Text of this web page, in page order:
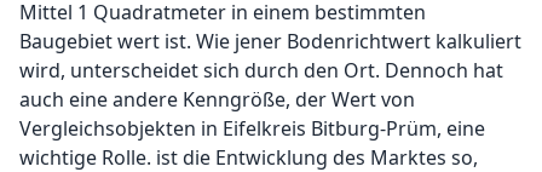
Mittel 1 Quadratmeter in einem bestimmten
Baugebiet wert ist. Wie jener Bodenrichtwert kalkuliert
wird, unterscheidet sich durch den Ort. Dennoch hat
auch eine andere Kenngröße, der Wert von
Vergleichsobjekten in Eifelkreis Bitburg-Prüm, eine
wichtige Rolle. ist die Entwicklung des Marktes so,